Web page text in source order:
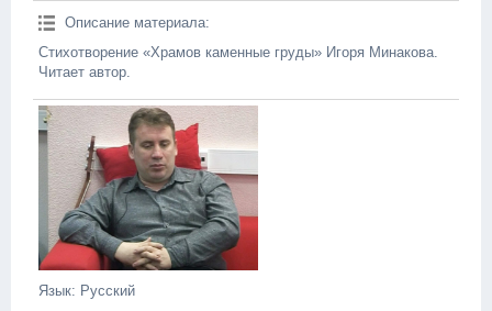
Описание материала:
Стихотворение «Храмов каменные груды» Игоря Минакова.
Читает автор.
Язык: Русский